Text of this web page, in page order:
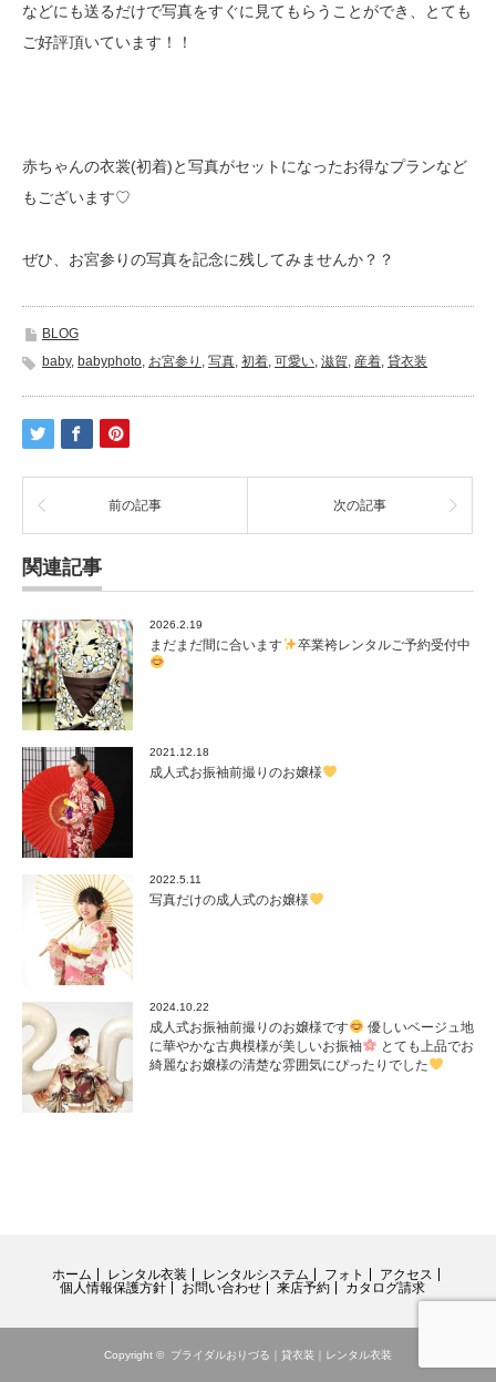
などにも送るだけで写真をすぐに見てもらうことができ、とても
ご好評頂いています！！
赤ちゃんの衣裳(初着)と写真がセットになったお得なプランなど
もございます♡
ぜひ、お宮参りの写真を記念に残してみませんか？？
BLOG
baby, babyphoto お宮参り 写真 初着 可愛い 滋賀 産着 貸衣装
前の記事 次の記事
関連記事
2026.2.19
まだまだ間に合います 卒業袴レンタルご予約受付中
2021.12.18
成人式お振袖前撮りのお嬢様
2022.5.11
写真だけの成人式のお嬢様
2024.10.22
成人式お振袖前撮りのお嬢様です
優しいベージュ地
に華やかな古典模様が美しいお振袖
とても上品でお
綺麗なお嬢様の清楚な雰囲気にぴったりでした
ホーム レンタル衣装 レンタルシステム フォト
アクセス
個人情報保護方針
お問い合わせ 来店予約 カタログ請求
Copyright © ブライダルおりづる｜貸衣装｜レンタル衣装